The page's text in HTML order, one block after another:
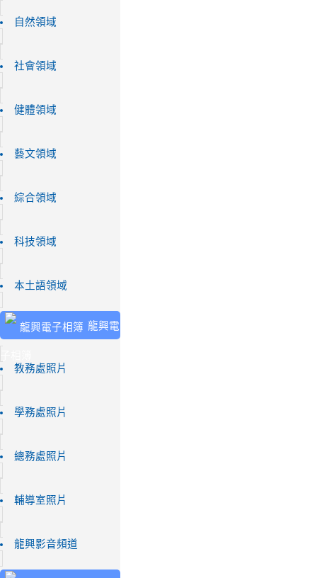
自然領域
社會領域
健體領域
藝文領域
綜合領域
科技領域
本土語領域
龍興電
教務處照片
學務處照片
總務處照片
輔導室照片
龍興影音頻道